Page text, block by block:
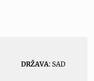
DRŽAVA: SAD